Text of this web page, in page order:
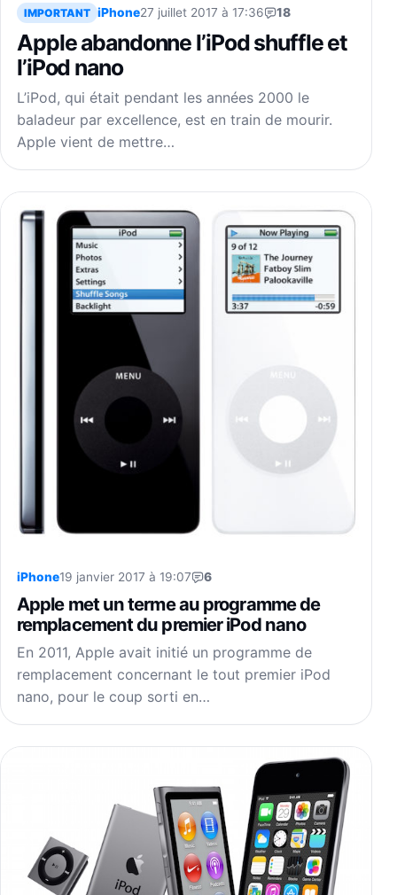
IMPORTANT iPhone27 juillet 2017 à 17:36 18
Apple abandonne l’iPod shuffle et
l’iPod nano
L’iPod, qui était pendant les années 2000 le
baladeur par excellence, est en train de mourir.
Apple vient de mettre…
iPhone19 janvier 2017 à 19:07 6
Apple met un terme au programme de
remplacement du premier iPod nano
En 2011, Apple avait initié un programme de
remplacement concernant le tout premier iPod
nano, pour le coup sorti en…